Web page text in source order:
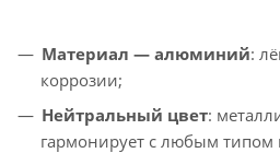
Материал — алюминий:
коррозии;
Нейтральный цвет:
гармонирует с любым типом